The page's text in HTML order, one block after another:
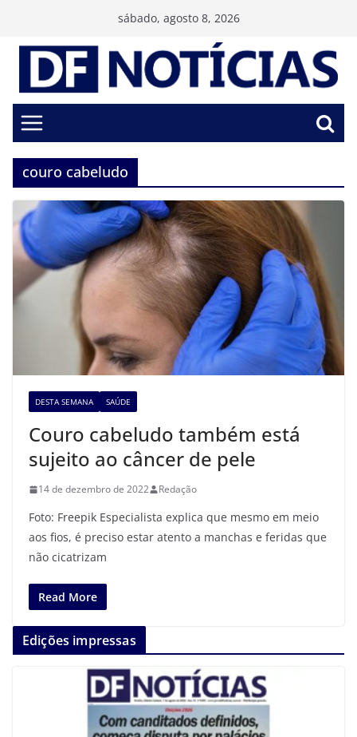
conteúdo
sábado, agosto 8, 2026
couro cabeludo
DESTA SEMANA SAÚDE
Couro cabeludo também está
sujeito ao câncer de pele
14 de dezembro de 2022 Redação
Foto: Freepik Especialista explica que mesmo em meio
aos fios, é preciso estar atento a manchas e feridas que
não cicatrizam
Read More
Edições impressas